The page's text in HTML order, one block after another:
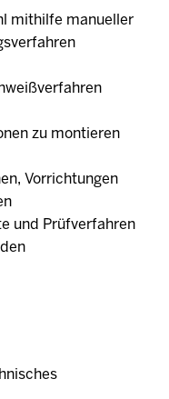
mithilfe manueller
zu montieren
Vorrichtungen
und Prüfverfahren